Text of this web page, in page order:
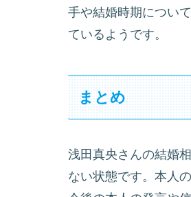
手や結婚時期につい
ているようです。
まとめ
浅田真央さんの結婚
ない状態です。本人